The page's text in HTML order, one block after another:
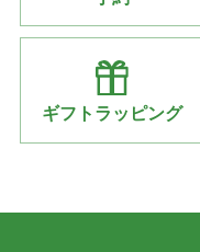
ギフトラッピング